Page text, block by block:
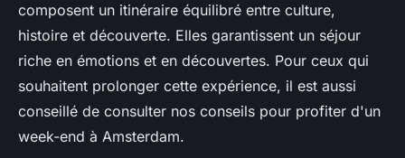
composent un itinéraire équilibré entre culture,
histoire et découverte. Elles garantissent un séjour
riche en émotions et en découvertes. Pour ceux qui
souhaitent prolonger cette expérience, il est aussi
conseillé de consulter nos conseils pour profiter d'un
week-end à Amsterdam.